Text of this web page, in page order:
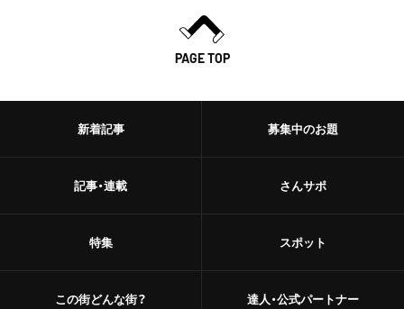
PAGE TOP
新着記事
記事・連載
特集
この街どんな街？
募集中のお題
さんサポ
スポット
達人・公式パートナー